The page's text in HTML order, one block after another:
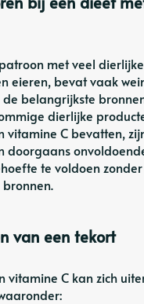
met veel
eieren, bevat vaak
belangrijkste
dierlijke
vitamine C bevatten,
doorgaans
te voldoen
van een tekort
vitamine C kan zich